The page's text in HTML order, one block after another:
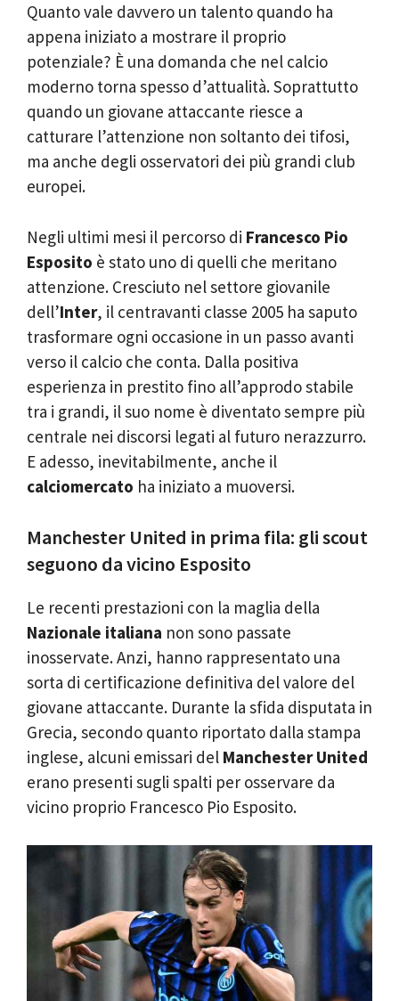
Quanto vale davvero un talento quando ha
appena iniziato a mostrare il proprio
potenziale? È una domanda che nel calcio
moderno torna spesso d’attualità. Soprattutto
quando un giovane attaccante riesce a
catturare l’attenzione non soltanto dei tifosi,
ma anche degli osservatori dei più grandi club
europei.
Negli ultimi mesi il percorso di Francesco Pio
Esposito è stato uno di quelli che meritano
attenzione. Cresciuto nel settore giovanile
dell’Inter, il centravanti classe 2005 ha saputo
trasformare ogni occasione in un passo avanti
verso il calcio che conta. Dalla positiva
esperienza in prestito fino all’approdo stabile
tra i grandi, il suo nome è diventato sempre più
centrale nei discorsi legati al futuro nerazzurro.
E adesso, inevitabilmente, anche il
calciomercato ha iniziato a muoversi.
Manchester United in prima fila: gli scout
seguono da vicino Esposito
Le recenti prestazioni con la maglia della
Nazionale italiana non sono passate
inosservate. Anzi, hanno rappresentato una
sorta di certificazione definitiva del valore del
giovane attaccante. Durante la sfida disputata in
Grecia, secondo quanto riportato dalla stampa
inglese, alcuni emissari del Manchester United
erano presenti sugli spalti per osservare da
vicino proprio Francesco Pio Esposito.